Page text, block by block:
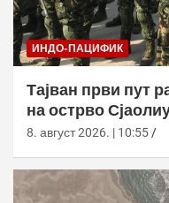
ИНДО-ПАЦИФИК
Тајван први пут
на острво
Куанг 42
8. август 2026. | 10:55